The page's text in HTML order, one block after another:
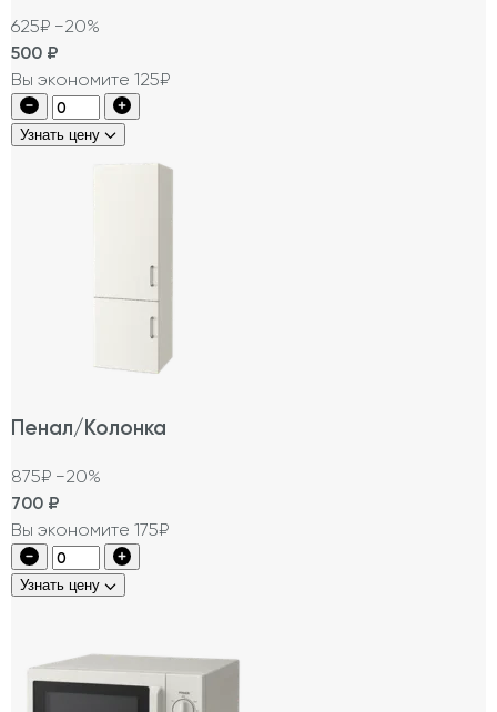
625₽ −20%
500 ₽
Вы экономите 125₽
Узнать цену
Пенал/Колонка
875₽ −20%
700 ₽
Вы экономите 175₽
Узнать цену